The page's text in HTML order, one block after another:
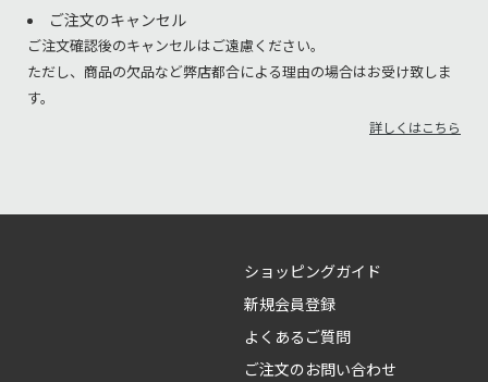
ご注文のキャンセル
ご注文確認後のキャンセルはご遠慮ください。
ただし、商品の欠品など弊店都合による理由の場合はお受け致しま
す。
詳しくはこちら
ショッピングガイド
新規会員登録
よくあるご質問
ご注文のお問い合わせ